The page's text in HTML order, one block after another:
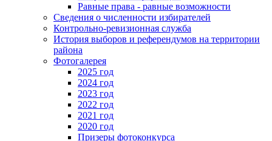
Равные права - равные возможности
Сведения о численности избирателей
Контрольно-ревизионная служба
История выборов и референдумов на территории
района
Фотогалерея
2025 год
2024 год
2023 год
2022 год
2021 год
2020 год
Призеры фотоконкурса